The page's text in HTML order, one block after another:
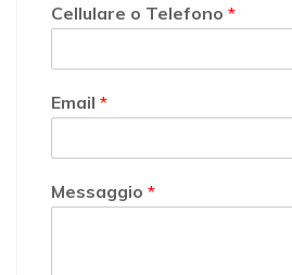
Cellulare o Telefono *
Email *
Messaggio *